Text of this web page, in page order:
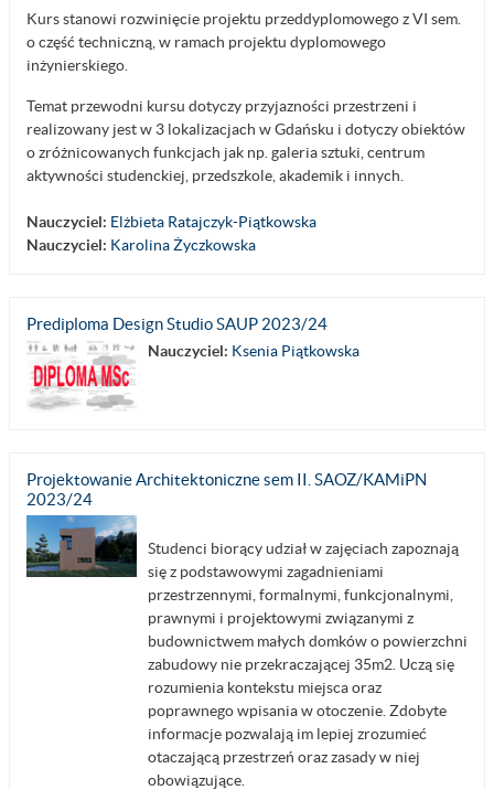
Kurs stanowi rozwinięcie projektu przeddyplomowego z VI sem.
o część techniczną, w ramach projektu dyplomowego
inżynierskiego.
Temat przewodni kursu dotyczy przyjazności przestrzeni i
realizowany jest w 3 lokalizacjach w Gdańsku i dotyczy obiektów
o zróżnicowanych funkcjach jak np. galeria sztuki, centrum
aktywności studenckiej, przedszkole, akademik i innych.
Nauczyciel: Elżbieta Ratajczyk-Piątkowska
Nauczyciel: Karolina Życzkowska
Prediploma Design Studio SAUP 2023/24
Nauczyciel: Ksenia Piątkowska
Projektowanie Architektoniczne sem II. SAOZ/KAMiPN
2023/24
Studenci biorący udział w zajęciach zapoznają
się z podstawowymi zagadnieniami
przestrzennymi, formalnymi, funkcjonalnymi,
prawnymi i projektowymi związanymi z
budownictwem małych domków o powierzchni
zabudowy nie przekraczającej 35m2. Uczą się
rozumienia kontekstu miejsca oraz
poprawnego wpisania w otoczenie. Zdobyte
informacje pozwalają im lepiej zrozumieć
otaczającą przestrzeń oraz zasady w niej
obowiązujące.